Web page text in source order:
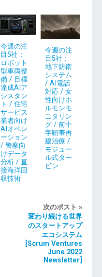
今週の注
目5社：
ロボット
型車両整
備 / 目標
達成AIア
シスタン
ト / 住宅
サービス
業者向け
AIオペレ
ーション
/ 警察向
けデータ
分析 / 直
接海洋回
収技術
今週の注
目5社：
地下防衛
システム
/ AI電話
対応 / 女
性向けホ
ルモンモ
ニタリン
グ / 前十
字靭帯再
建治療 /
モジュー
ル式ター
ビン
次のポスト »
変わり続ける世界
のスタートアップ
エコシステム
[Scrum Ventures
June 2022
Newsletter]